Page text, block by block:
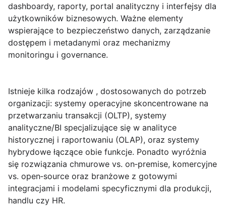
dashboardy, raporty, portal analityczny i interfejsy dla
użytkowników biznesowych. Ważne elementy
wspierające to bezpieczeństwo danych, zarządzanie
dostępem i metadanymi oraz mechanizmy
monitoringu i governance.
Istnieje kilka rodzajów , dostosowanych do potrzeb
organizacji: systemy operacyjne skoncentrowane na
przetwarzaniu transakcji (OLTP), systemy
analityczne/BI specjalizujące się w analityce
historycznej i raportowaniu (OLAP), oraz systemy
hybrydowe łączące obie funkcje. Ponadto wyróżnia
się rozwiązania chmurowe vs. on‑premise, komercyjne
vs. open‑source oraz branżowe z gotowymi
integracjami i modelami specyficznymi dla produkcji,
handlu czy HR.